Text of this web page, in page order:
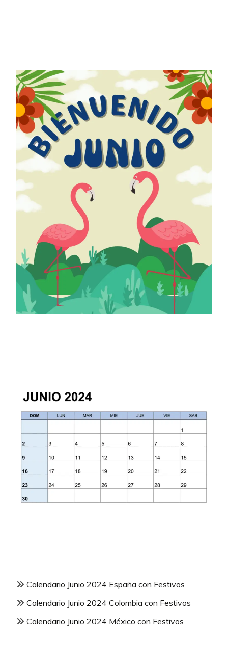
Calendario Junio 2024 España con Festivos
Calendario Junio 2024 Colombia con Festivos
Calendario Junio 2024 México con Festivos